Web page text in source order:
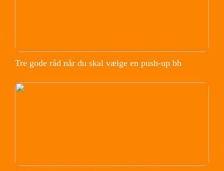
Tre gode råd når du skal vælge en push-up bh